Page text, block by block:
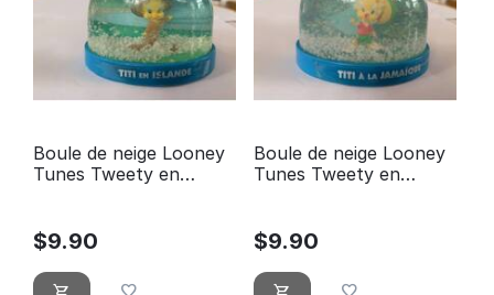
Boule de neige Looney
Tunes Tweety en
$9.90
Boule de neige Looney
Tunes Tweety en
$9.90